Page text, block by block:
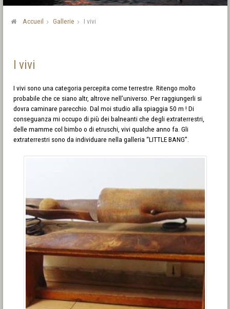
Accueil Gallerie I vivi
I vivi
I vivi sono una categoria percepita come terrestre. Ritengo molto
probabile che ce siano altr, altrove nell’universo. Per raggiungerli si
dovra caminare parecchio. Dal moi studio alla spiaggia 50 m ! Di
conseguanza mi occupo di più dei balneanti che degli extraterrestri,
delle mamme col bimbo o di etruschi, vivi qualche anno fa. Gli
extraterrestri sono da individuare nella galleria “LITTLE BANG”.